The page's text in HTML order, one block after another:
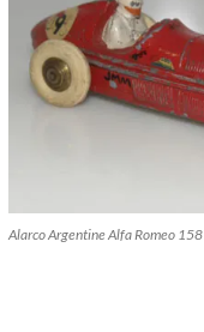
Alarco Argentine Alfa Romeo 158